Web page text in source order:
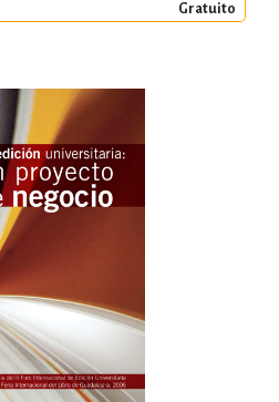
Gratuito